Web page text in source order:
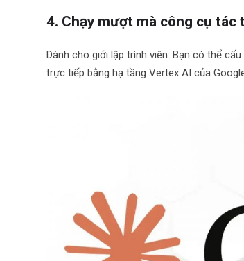
4. Chạy mượt mà công cụ tác
Dành cho giới lập trình viên: Bạn có thể
trực tiếp bằng hạ tầng Vertex AI của